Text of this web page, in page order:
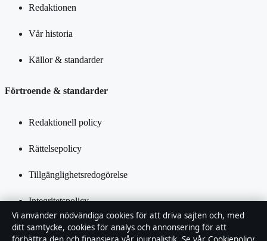
Redaktionen
Vår historia
Källor & standarder
Förtroende & standarder
Redaktionell policy
Rättelsepolicy
Tillgänglighetsredogörelse
Integritetspolicy
Kändisar & integritet
Vi använder nödvändiga cookies för att driva sajten och, med
ditt samtycke, cookies för analys och annonsering för att